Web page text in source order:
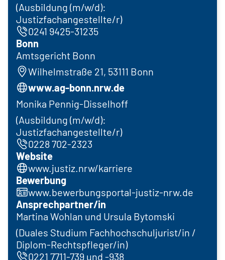
(Ausbildung (m/w/d):
Justizfachangestellte/r)
0241 9425-31235
Bonn
Amtsgericht Bonn
Wilhelmstraße 21, 53111 Bonn
www.ag-bonn.nrw.de
Monika Pennig-Disselhoff
(Ausbildung (m/w/d):
Justizfachangestellte/r)
0228 702-2323
Website
www.justiz.nrw/karriere
Bewerbung
www.bewerbungsportal-justiz-nrw.de
Ansprechpartner/in
Martina Wohlan und Ursula Bytomski
(Duales Studium Fachhochschuljurist/in /
Diplom-Rechtspfleger/in)
0221 7711-739 und -938